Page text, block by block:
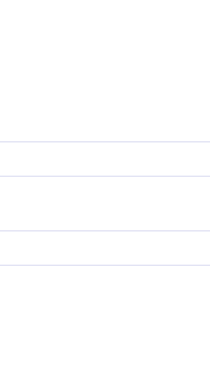
воды. Дозировка